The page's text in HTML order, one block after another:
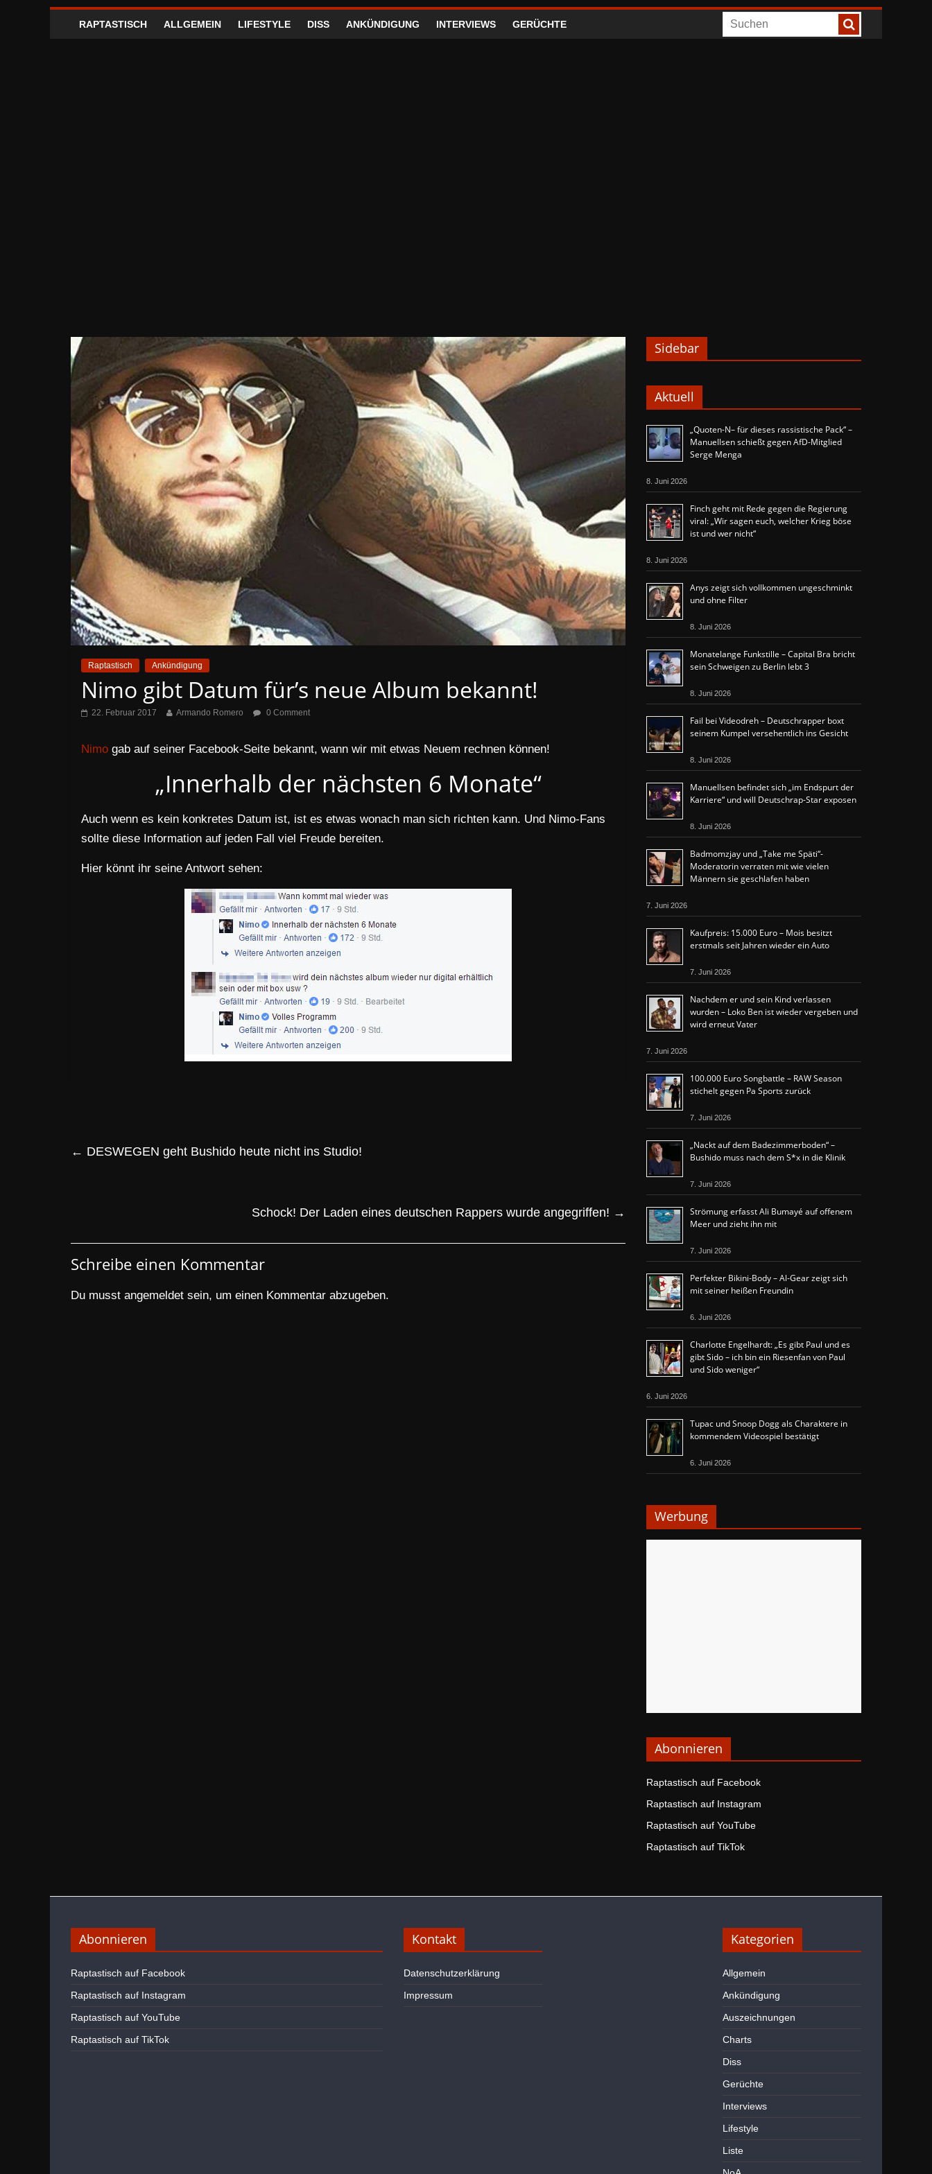
RAPTASTISCH ALLGEMEIN LIFESTYLE DISS ANKÜNDIGUNG INTERVIEWS GERÜCHTE
Raptastisch Ankündigung
Nimo gibt Datum für’s neue Album bekannt!
22. Februar 2017 Armando Romero 0 Comment
Nimo gab auf seiner Facebook-Seite bekannt, wann wir mit etwas Neuem rechnen können!
„Innerhalb der nächsten 6 Monate“
Auch wenn es kein konkretes Datum ist, ist es etwas wonach man sich richten kann. Und Nimo-Fans
sollte diese Information auf jeden Fall viel Freude bereiten.
Hier könnt ihr seine Antwort sehen:
← DESWEGEN geht Bushido heute nicht ins Studio!
Schock! Der Laden eines deutschen Rappers wurde angegriffen! →
Schreibe einen Kommentar
Du musst angemeldet sein, um einen Kommentar abzugeben.
Sidebar
Aktuell
„Quoten-N– für dieses rassistische Pack“ –
Manuellsen schießt gegen AfD-Mitglied
Serge Menga
8. Juni 2026
Finch geht mit Rede gegen die Regierung
viral: „Wir sagen euch, welcher Krieg böse
ist und wer nicht“
8. Juni 2026
Anys zeigt sich vollkommen ungeschminkt
und ohne Filter
8. Juni 2026
Monatelange Funkstille – Capital Bra bricht
sein Schweigen zu Berlin lebt 3
8. Juni 2026
Fail bei Videodreh – Deutschrapper boxt
seinem Kumpel versehentlich ins Gesicht
8. Juni 2026
Manuellsen befindet sich „im Endspurt der
Karriere“ und will Deutschrap-Star exposen
8. Juni 2026
Badmomzjay und „Take me Späti“-
Moderatorin verraten mit wie vielen
Männern sie geschlafen haben
7. Juni 2026
Kaufpreis: 15.000 Euro – Mois besitzt
erstmals seit Jahren wieder ein Auto
7. Juni 2026
Nachdem er und sein Kind verlassen
wurden – Loko Ben ist wieder vergeben und
wird erneut Vater
7. Juni 2026
100.000 Euro Songbattle – RAW Season
stichelt gegen Pa Sports zurück
7. Juni 2026
„Nackt auf dem Badezimmerboden“ –
Bushido muss nach dem S*x in die Klinik
7. Juni 2026
Strömung erfasst Ali Bumayé auf offenem
Meer und zieht ihn mit
7. Juni 2026
Perfekter Bikini-Body – Al-Gear zeigt sich
mit seiner heißen Freundin
6. Juni 2026
Charlotte Engelhardt: „Es gibt Paul und es
gibt Sido – ich bin ein Riesenfan von Paul
und Sido weniger“
6. Juni 2026
Tupac und Snoop Dogg als Charaktere in
kommendem Videospiel bestätigt
6. Juni 2026
Werbung
Abonnieren
Raptastisch auf Facebook
Raptastisch auf Instagram
Raptastisch auf YouTube
Raptastisch auf TikTok
Abonnieren
Raptastisch auf Facebook
Raptastisch auf Instagram
Raptastisch auf YouTube
Raptastisch auf TikTok
Kontakt
Datenschutzerklärung
Impressum
Kategorien
Allgemein
Ankündigung
Auszeichnungen
Charts
Diss
Gerüchte
Interviews
Lifestyle
Liste